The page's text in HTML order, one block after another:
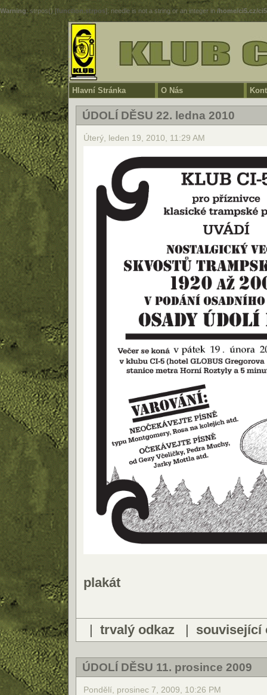
Warning: strpos() [function.strpos]: needle is not a string or an integer in/home/ci5.cz/
Hlavní Stránka O Nás
ÚDOLÍ DĚSU 22. ledna 2010
Úterý, leden 19, 2010, 11:29 AM
plakát
| trvalý odkaz | související
ÚDOLÍ DĚSU 11. prosince 2009
Pondělí, prosinec 7, 2009, 10:26 PM